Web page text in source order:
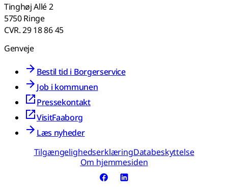
Tinghøj Allé 2
5750 Ringe
CVR. 29 18 86 45
Genveje
Bestil tid i Borgerservice
Job i kommunen
Pressekontakt
VisitFaaborg
Læs nyheder
TilgængelighedserklæringDatabeskyttelse
Om hjemmesiden